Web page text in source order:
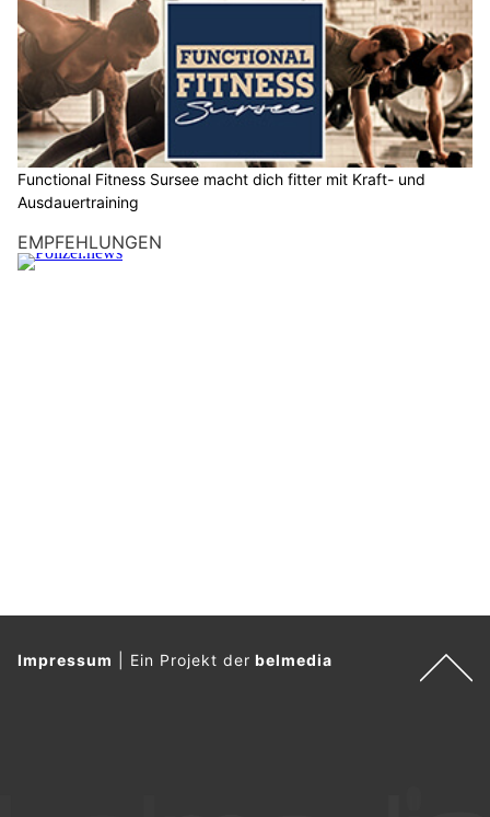
Functional Fitness Sursee macht dich fitter mit Kraft- und
Ausdauertraining
EMPFEHLUNGEN
Impressum Ein Projekt derbelmedia